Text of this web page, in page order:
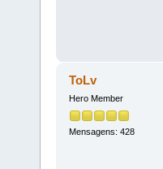
ToLv
Hero Member
Mensagens: 428